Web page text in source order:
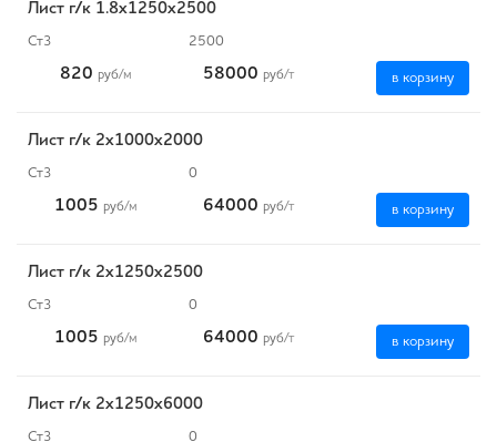
Лист г/к 1.8х1250х2500
Ст3 2500
820 руб/м 58000 руб/т в корзину
Лист г/к 2х1000х2000
Ст3 0
1005 руб/м 64000 руб/т в корзину
Лист г/к 2х1250х2500
Ст3 0
1005 руб/м 64000 руб/т в корзину
Лист г/к 2х1250х6000
Ст3 0